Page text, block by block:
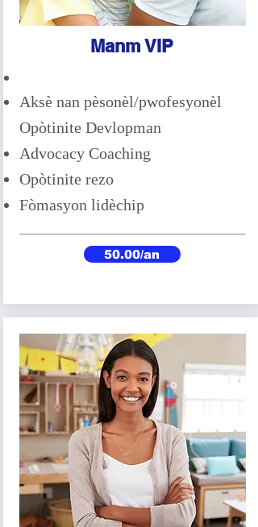
Manm VIP
Aksè nan pèsonèl/pwofesyonèl
Opòtinite Devlopman
Advocacy Coaching
Opòtinite rezo
Fòmasyon lidèchip
50.00/an